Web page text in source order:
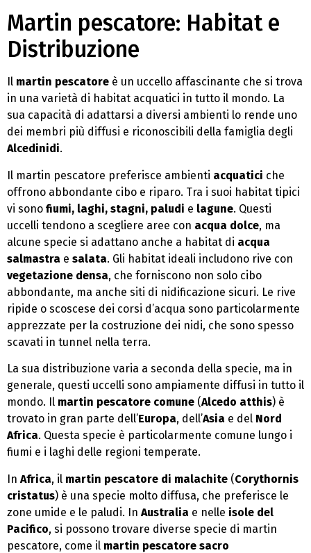
Martin pescatore: Habitat e
Distribuzione
Il martin pescatore è un uccello affascinante che si trova
in una varietà di habitat acquatici in tutto il mondo. La
sua capacità di adattarsi a diversi ambienti lo rende uno
dei membri più diffusi e riconoscibili della famiglia degli
Alcedinidi.
Il martin pescatore preferisce ambienti acquatici che
offrono abbondante cibo e riparo. Tra i suoi habitat tipici
vi sono fiumi, laghi, stagni, paludi e lagune. Questi
uccelli tendono a scegliere aree con acqua dolce, ma
alcune specie si adattano anche a habitat di acqua
salmastra e salata. Gli habitat ideali includono rive con
vegetazione densa, che forniscono non solo cibo
abbondante, ma anche siti di nidificazione sicuri. Le rive
ripide o scoscese dei corsi d’acqua sono particolarmente
apprezzate per la costruzione dei nidi, che sono spesso
scavati in tunnel nella terra.
La sua distribuzione varia a seconda della specie, ma in
generale, questi uccelli sono ampiamente diffusi in tutto il
mondo. Il martin pescatore comune (Alcedo atthis) è
trovato in gran parte dell’Europa, dell’Asia e del Nord
Africa. Questa specie è particolarmente comune lungo i
fiumi e i laghi delle regioni temperate.
In Africa, il martin pescatore di malachite (Corythornis
cristatus) è una specie molto diffusa, che preferisce le
zone umide e le paludi. In Australia e nelle isole del
Pacifico, si possono trovare diverse specie di martin
pescatore, come il martin pescatore sacro